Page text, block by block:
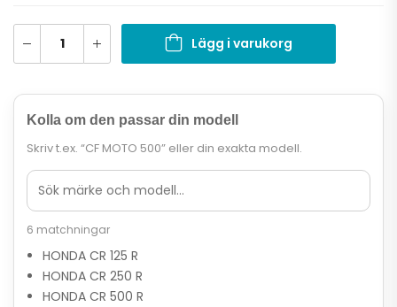
Lägg i varukorg
Kolla om den passar din modell
Skriv t.ex. “CF MOTO 500” eller din exakta modell.
6 matchningar
HONDA CR 125 R
HONDA CR 250 R
HONDA CR 500 R